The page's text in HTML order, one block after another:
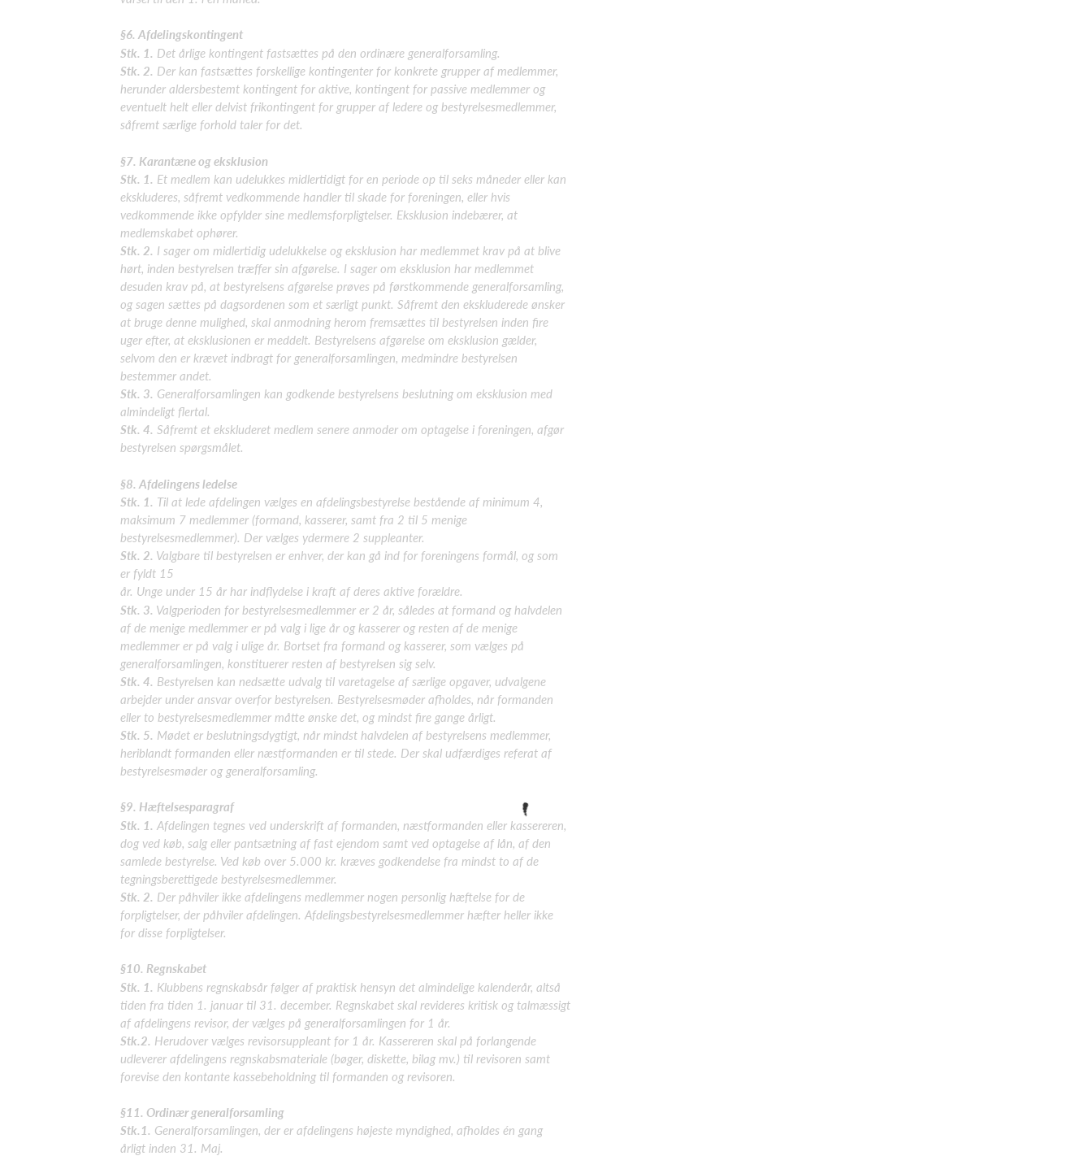
§6. Afdelingskontingent
Stk. 1.
Det årlige kontingent fastsættes på den ordinære generalforsamling.
Stk. 2. Der kan fastsættes forskellige kontingenter for konkrete grupper af medlemmer,
herunder aldersbestemt kontingent for aktive, kontingent for passive medlemmer og
eventuelt helt eller delvist frikontingent for grupper af ledere og bestyrelsesmedlemmer,
såfremt særlige forhold taler for det.
§7. Karantæne og eksklusion
Stk. 1. Et medlem kan udelukkes midlertidigt for en periode op til seks måneder eller kan
ekskluderes, såfremt vedkommende handler til skade for foreningen, eller hvis
vedkommende ikke opfylder sine medlemsforpligtelser. Eksklusion indebærer, at
medlemskabet ophører.
Stk. 2. I sager om midlertidig udelukkelse og eksklusion har medlemmet krav på at blive
hørt, inden bestyrelsen træffer sin afgørelse. I sager om eksklusion har medlemmet
desuden krav på, at bestyrelsens afgørelse prøves på førstkommende generalforsamling,
og sagen sættes på dagsordenen som et særligt punkt. Såfremt den ekskluderede ønsker
at bruge denne mulighed, skal anmodning herom fremsættes til bestyrelsen inden fire
uger efter, at eksklusionen er meddelt. Bestyrelsens afgørelse om eksklusion gælder,
selvom den er krævet indbragt for generalforsamlingen, medmindre bestyrelsen
bestemmer andet.
Stk. 3. Generalforsamlingen kan godkende bestyrelsens beslutning om eksklusion med
almindeligt flertal.
Stk. 4. Såfremt et ekskluderet medlem senere anmoder om optagelse i foreningen, afgør
bestyrelsen spørgsmålet.
§8. Afdelingens ledelse
Stk. 1. Til at lede afdelingen vælges en afdelingsbestyrelse bestående af minimum 4,
maksimum 7 medlemmer (formand, kasserer, samt fra 2 til 5 menige
bestyrelsesmedlemmer). Der vælges ydermere 2 suppleanter.
Stk. 2. Valgbare til bestyrelsen er enhver, der kan gå ind for foreningens formål, og som
er fyldt 15
år. Unge under 15 år har indflydelse i kraft af deres aktive forældre.
Stk. 3. Valgperioden for bestyrelsesmedlemmer er 2 år, således at formand og halvdelen
af de menige medlemmer er på valg i lige år og kasserer og resten af de menige
medlemmer er på valg i ulige år. Bortset fra formand og kasserer, som vælges på
generalforsamlingen, konstituerer resten af bestyrelsen sig selv.
Stk. 4. Bestyrelsen kan nedsætte udvalg til varetagelse af særlige opgaver, udvalgene
arbejder under ansvar overfor bestyrelsen. Bestyrelsesmøder afholdes, når formanden
eller to bestyrelsesmedlemmer måtte ønske det, og mindst fire gange årligt.
Stk. 5. Mødet er beslutningsdygtigt, når mindst halvdelen af bestyrelsens medlemmer,
heriblandt formanden eller næstformanden er til stede. Der skal udfærdiges referat af
bestyrelsesmøder og generalforsamling.
§9. Hæftelsesparagraf
Stk. 1.
Afdelingen tegnes ved underskrift af formanden, næstformanden eller kassereren,
dog ved køb, salg eller pantsætning af fast ejendom samt ved optagelse af lån, af den
samlede bestyrelse. Ved køb over 5.000 kr. kræves godkendelse fra mindst to af de
tegningsberettigede bestyrelsesmedlemmer.
Stk. 2. Der påhviler ikke afdelingens medlemmer nogen personlig hæftelse for de
forpligtelser, der påhviler afdelingen. Afdelingsbestyrelsesmedlemmer hæfter heller ikke
for disse forpligtelser.
§10. Regnskabet
Stk. 1.
Klubbens regnskabsår følger af praktisk hensyn det almindelige kalenderår, altså
tiden fra tiden 1. januar til 31. december. Regnskabet skal revideres kritisk og talmæssigt
af afdelingens revisor, der vælges på generalforsamlingen for 1 år.
Stk.2. Herudover vælges revisorsuppleant for 1 år. Kassereren skal på forlangende
udleverer afdelingens regnskabsmateriale (bøger, diskette, bilag mv.) til revisoren samt
forevise den kontante kassebeholdning til formanden og revisoren.
§11. Ordinær generalforsamling
Stk.1. Generalforsamlingen, der er afdelingens højeste myndighed, afholdes én gang
årligt inden 31. Maj.